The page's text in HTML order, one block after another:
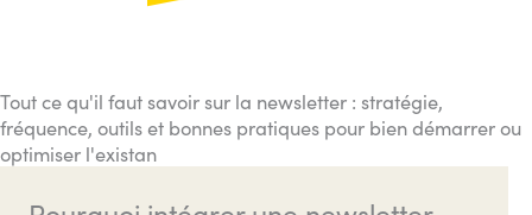
Tout ce qu'il faut savoir sur la newsletter : stratégie,
fréquence, outils et bonnes pratiques pour bien démarrer ou
optimiser l'existan